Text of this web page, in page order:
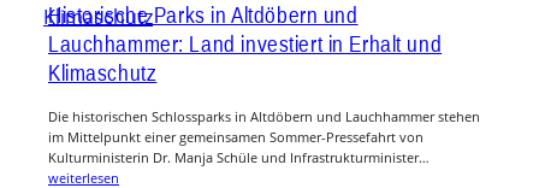
Historische Parks in Altdöbern und
Lauchhammer: Land investiert in Erhalt und
Klimaschutz
Die historischen Schlossparks in Altdöbern und Lauchhammer stehen
im Mittelpunkt einer gemeinsamen Sommer-Pressefahrt von
Kulturministerin Dr. Manja Schüle und Infrastrukturminister…
weiterlesen